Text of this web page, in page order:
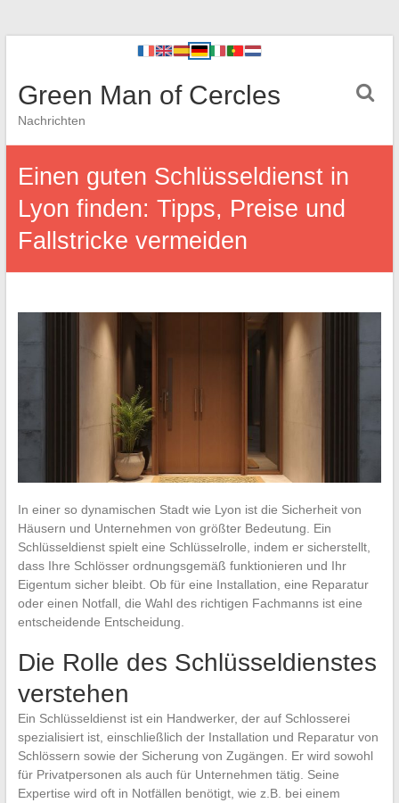
Green Man of Cercles
Nachrichten
Einen guten Schlüsseldienst in
Lyon finden: Tipps, Preise und
Fallstricke vermeiden
In einer so dynamischen Stadt wie Lyon ist die Sicherheit von
Häusern und Unternehmen von größter Bedeutung. Ein
Schlüsseldienst spielt eine Schlüsselrolle, indem er sicherstellt,
dass Ihre Schlösser ordnungsgemäß funktionieren und Ihr
Eigentum sicher bleibt. Ob für eine Installation, eine Reparatur
oder einen Notfall, die Wahl des richtigen Fachmanns ist eine
entscheidende Entscheidung.
Die Rolle des Schlüsseldienstes
verstehen
Ein Schlüsseldienst ist ein Handwerker, der auf Schlosserei
spezialisiert ist, einschließlich der Installation und Reparatur von
Schlössern sowie der Sicherung von Zugängen. Er wird sowohl
für Privatpersonen als auch für Unternehmen tätig. Seine
Expertise wird oft in Notfällen benötigt, wie z.B. bei einem